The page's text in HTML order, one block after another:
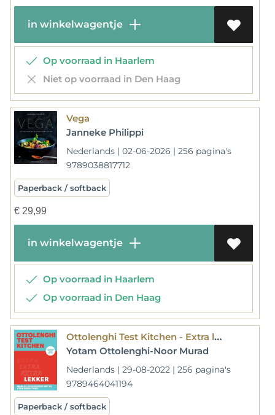
in winkelwagentje
Op voorraad in Haarlem
Niet op voorraad in Den Haag
Vega
Janneke Philippi
Nederlands | 02-06-2026 | 256 pagina's
9789038817712
Paperback / softback
€29,99
in winkelwagentje
Op voorraad in Haarlem
Op voorraad in Den Haag
Ottolenghi Test Kitchen - Extra lekker
Yotam Ottolenghi-Noor Murad
Nederlands | 29-08-2022 | 256 pagina's
9789464041194
Paperback / softback